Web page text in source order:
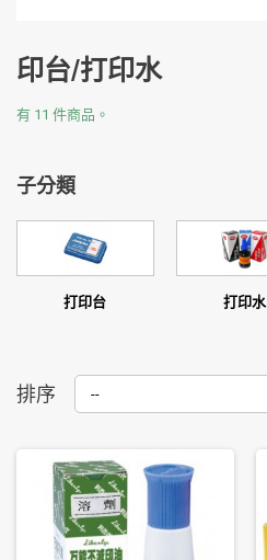
印台/打印水
有 11 件商品。
子分類
打印台 打印水
排序